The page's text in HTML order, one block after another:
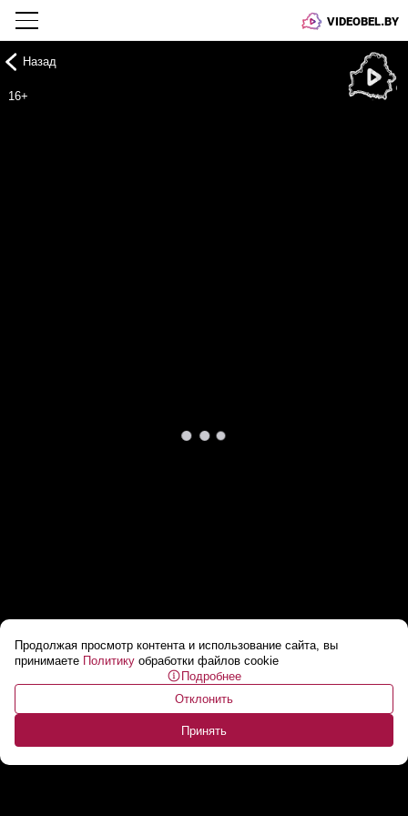
VIDEOBEL.BY
Продолжая просмотр контента и использование сайта, вы
принимаете Политику обработки файлов cookie
Подробнее
Отклонить
Принять
Назад
16+
«Это не тот путь!»: Лукашенко готов НЕ
ТОЛЬКО торговать с Индонезией!...